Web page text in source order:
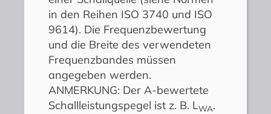
in den Reihen ISO 3740 und ISO
9614). Die Frequenzbewertung
und die Breite des verwendeten
Frequenzbandes müssen
angegeben werden.
ANMERKUNG: Der A-bewertete
Schallleistungspegel ist z. B. LWA.